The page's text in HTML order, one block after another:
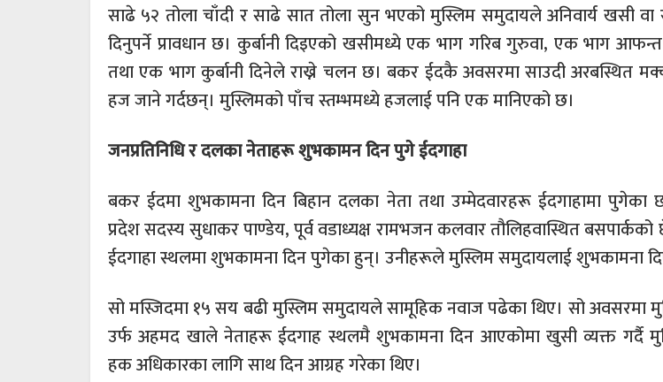
साढे ५२ तोला चाँदी र साढे सात तोला सुन भएको मुस्लिम समुदायले अनिवार्य खसी वा
दिनुपर्ने प्रावधान छ। कुर्बानी दिइएको खसीमध्ये एक भाग गरिब गुरुवा, एक भाग
तथा एक भाग कुर्बानी दिनेले राख्ने चलन छ। बकर ईदकै अवसरमा साउदी अरबस्थित
हज जाने गर्दछन्। मुस्लिमको पाँच स्तम्भमध्ये हजलाई पनि एक मानिएको छ।
जनप्रतिनिधि र दलका नेताहरू शुभकामन दिन पुगे ईदगाहा
बकर ईदमा शुभकामना दिन बिहान दलका नेता तथा उम्मेदवारहरू ईदगाहामा पुगेका
प्रदेश सदस्य सुधाकर पाण्डेय, पूर्व वडाध्यक्ष रामभजन कलवार तौलिहवास्थित
ईदगाहा स्थलमा शुभकामना दिन पुगेका हुन्। उनीहरूले मुस्लिम समुदायलाई शुभकामना
सो मस्जिदमा १५ सय बढी मुस्लिम समुदायले सामूहिक नवाज पढेका थिए। सो अवसरमा
उर्फ अहमद खाले नेताहरू ईदगाह स्थलमै शुभकामना दिन आएकोमा खुसी व्यक्त गर्दै
हक अधिकारका लागि साथ दिन आग्रह गरेका थिए।